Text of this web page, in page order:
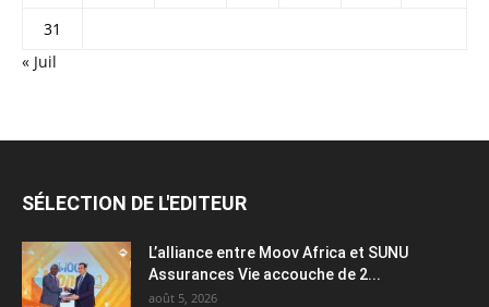
31
« Juil
SÉLECTION DE L'EDITEUR
L’alliance entre Moov Africa et SUNU
Assurances Vie accouche de 2...
août 5, 2026